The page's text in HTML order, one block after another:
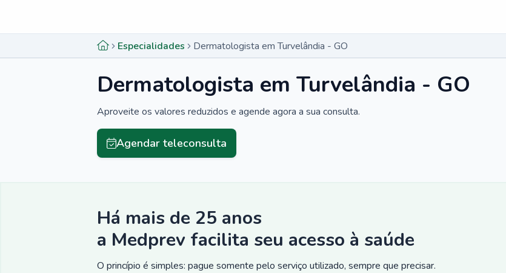
Especialidades Dermatologista em Turvelândia - GO
Dermatologista em Turvelândia - GO
Aproveite os valores reduzidos e agende agora a sua consulta.
Agendar teleconsulta
Há mais de 25 anos
a Medprev facilita seu acesso à saúde
O princípio é simples: pague somente pelo serviço utilizado, sempre que precisar.